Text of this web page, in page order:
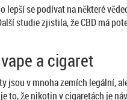
se podívat na některé
studie zjistila, že CBD má
a cigaret
jsou v mnoha zemích legální,
že nikotin v cigaretách je